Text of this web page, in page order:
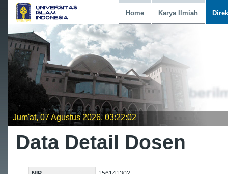
Home Karya Ilmiah
Jum'at, 07 Agustus 2026, 03:22:03
Data Detail Dosen